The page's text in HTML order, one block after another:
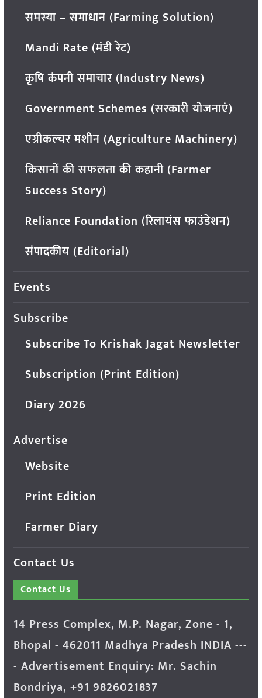
समस्या – समाधान (Farming Solution)
Mandi Rate (मंडी रेट)
कृषि कंपनी समाचार (Industry News)
Government Schemes (सरकारी योजनाएं)
एग्रीकल्चर मशीन (Agriculture Machinery)
किसानों की सफलता की कहानी (Farmer
Success Story)
Reliance Foundation (रिलायंस फाउंडेशन)
संपादकीय (Editorial)
Events
Subscribe
Subscribe To Krishak Jagat Newsletter
Subscription (Print Edition)
Diary 2026
Advertise
Website
Print Edition
Farmer Diary
Contact Us
Contact Us
14 Press Complex, M.P. Nagar, Zone - 1,
Bhopal - 462011 Madhya Pradesh INDIA ---
- Advertisement Enquiry: Mr. Sachin
Bondriya, +91 9826021837